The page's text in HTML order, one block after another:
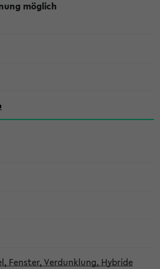
möglich
Fenster, Verdunklung, Hybride